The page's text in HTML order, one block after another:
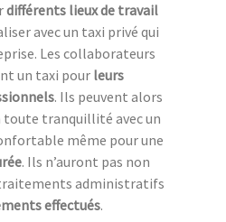
différents lieux de travail
avec un taxi privé qui
Les collaborateurs
un taxi pourleurs
. Ils peuvent alors
toute tranquillité avec un
même pour une
. Ils n’auront pas non
traitements administratifs
effectués.